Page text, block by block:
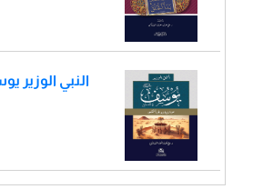
النبي الوزير